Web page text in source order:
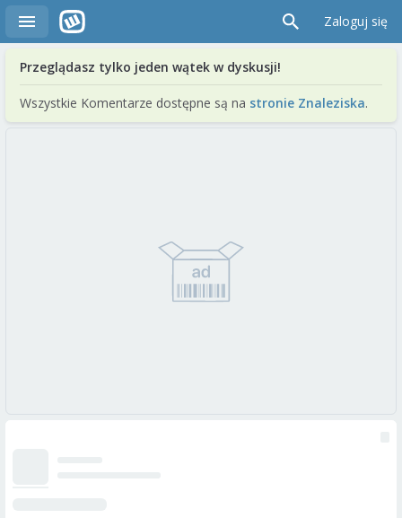
Zaloguj się
Przeglądasz tylko jeden wątek w dyskusji!
Wszystkie Komentarze dostępne są na stronie Znaleziska.